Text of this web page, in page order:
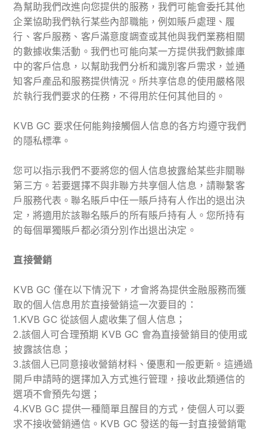
為幫助我們改進向您提供的服務，我們可能會委托其他
企業協助我們執行某些內部職能，例如賬戶處理、履
行、客戶服務、客戶滿意度調查或其他與我們業務相關
的數據收集活動。我們也可能向某一方提供我們數據庫
中的客戶信息，以幫助我們分析和識別客戶需求，並通
知客戶產品和服務提供情況。所共享信息的使用嚴格限
於執行我們要求的任務，不得用於任何其他目的。
KVB GC 要求任何能夠接觸個人信息的各方均遵守我們
的隱私標準。
您可以指示我們不要將您的個人信息披露給某些非關聯
第三方。若要選擇不與非聯方共享個人信息，請聯繫客
戶服務代表。聯名賬戶中任一賬戶持有人作出的退出決
定，將適用於該聯名賬戶的所有賬戶持有人。您所持有
的每個單獨賬戶都必須分別作出退出決定。
直接營銷
KVB GC 僅在以下情況下，才會將為提供金融服務而獲
取的個人信息用於直接營銷這一次要目的：
1.KVB GC 從該個人處收集了個人信息；
2.該個人可合理預期 KVB GC 會為直接營銷目的使用或
披露該信息；
3.該個人已同意接收營銷材料、優惠和一般更新。這通過
開戶申請時的選擇加入方式進行管理，接收此類通信的
選項不會預先勾選；
4.KVB GC 提供一種簡單且醒目的方式，使個人可以要
求不接收營銷通信。KVB GC 發送的每一封直接營銷電